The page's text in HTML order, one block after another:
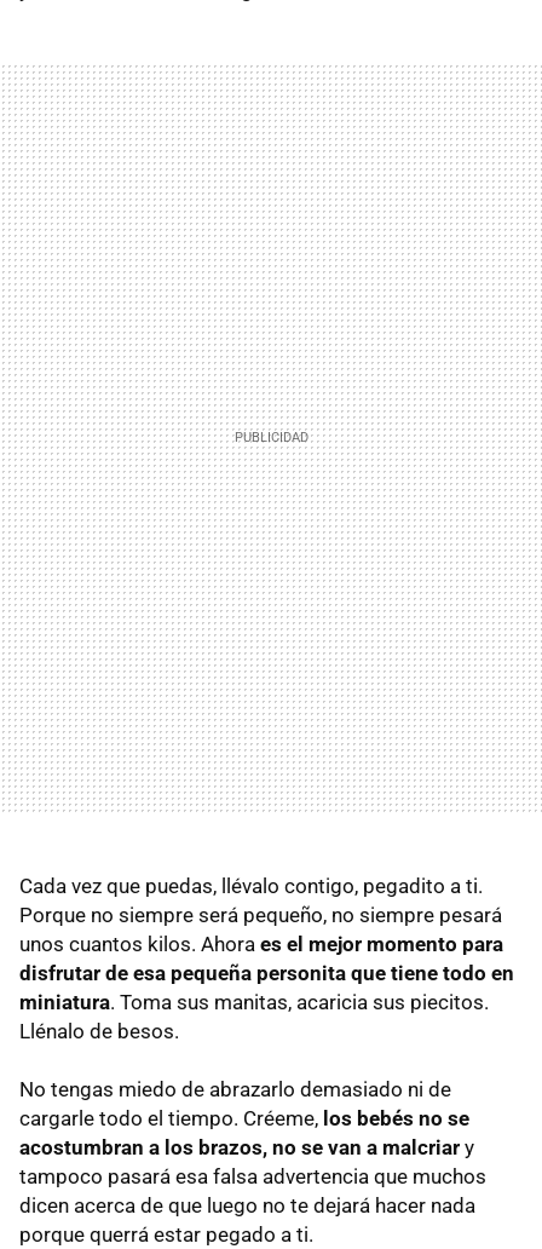
Cada vez que puedas, llévalo contigo, pegadito a ti.
Porque no siempre será pequeño, no siempre pesará
unos cuantos kilos. Ahora es el mejor momento para
disfrutar de esa pequeña personita que tiene todo en
miniatura. Toma sus manitas, acaricia sus piecitos.
Llénalo de besos.
No tengas miedo de abrazarlo demasiado ni de
cargarle todo el tiempo. Créeme, los bebés no se
acostumbran a los brazos, no se van a malcriar y
tampoco pasará esa falsa advertencia que muchos
dicen acerca de que luego no te dejará hacer nada
porque querrá estar pegado a ti.